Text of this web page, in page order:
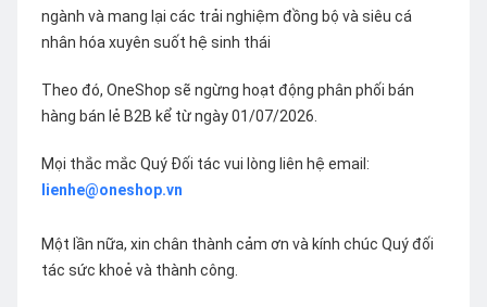
ngành và mang lại các trải nghiệm đồng bộ và siêu cá
nhân hóa xuyên suốt hệ sinh thái
Theo đó, OneShop sẽ ngừng hoạt động phân phối bán
hàng bán lẻ B2B kể từ ngày 01/07/2026.
Mọi thắc mắc Quý Đối tác vui lòng liên hệ email:
lienhe@oneshop.vn
Một lần nữa, xin chân thành cảm ơn và kính chúc Quý đối
tác sức khoẻ và thành công.